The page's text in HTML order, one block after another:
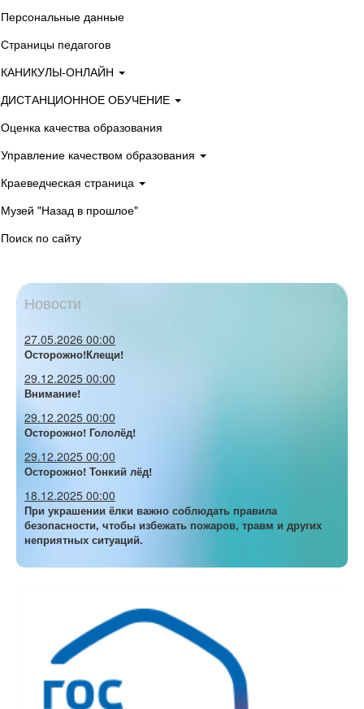
Персональные данные
Страницы педагогов
КАНИКУЛЫ-ОНЛАЙН
ДИСТАНЦИОННОЕ ОБУЧЕНИЕ
Оценка качества образования
Управление качеством образования
Краеведческая страница
Музей "Назад в прошлое"
Поиск по сайту
Новости
27.05.2026 00:00
Осторожно!Клещи!
29.12.2025 00:00
Внимание!
29.12.2025 00:00
Осторожно! Гололёд!
29.12.2025 00:00
Осторожно! Тонкий лёд!
18.12.2025 00:00
При украшении ёлки важно соблюдать правила
безопасности, чтобы избежать пожаров, травм и других
неприятных ситуаций.